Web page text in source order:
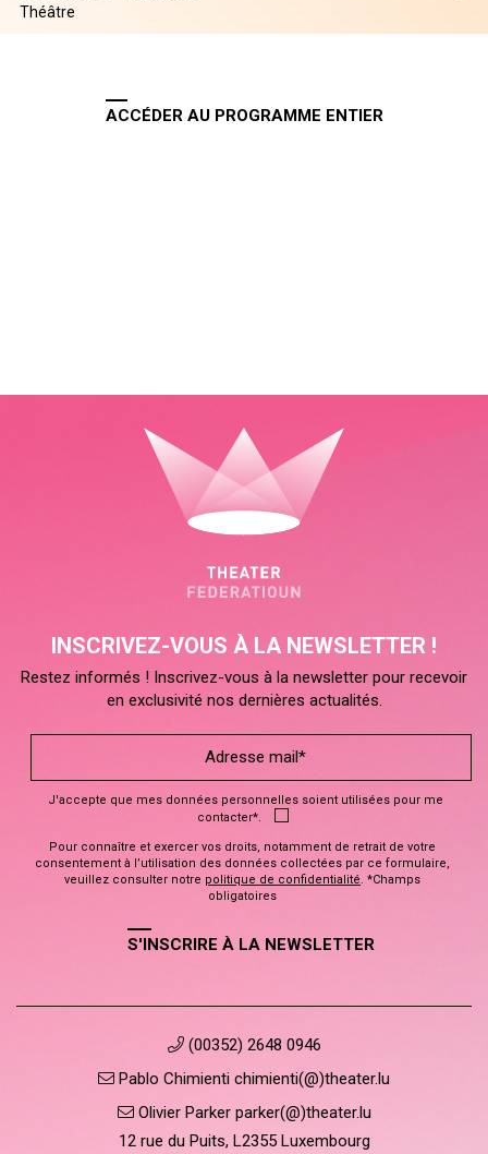
Théâtre
ACCÉDER AU PROGRAMME ENTIER
INSCRIVEZ-VOUS À LA NEWSLETTER !
Restez informés ! Inscrivez-vous à la newsletter pour recevoir
en exclusivité nos dernières actualités.
J'accepte que mes données personnelles soient utilisées pour me
contacter*.
Pour connaître et exercer vos droits, notamment de retrait de votre
consentement à l’utilisation des données collectées par ce formulaire,
veuillez consulter notre politique de confidentialité. *Champs
obligatoires
S'INSCRIRE À LA NEWSLETTER
(00352) 2648 0946
Pablo Chimienti chimienti(@)theater.lu
Olivier Parker parker(@)theater.lu
12 rue du Puits, L2355 Luxembourg